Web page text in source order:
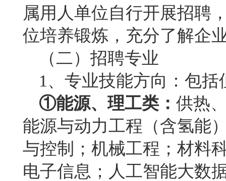
属用人单位自行开展招聘
位培养锻炼，充分了解企
（二）招聘专业
1、专业技能方向： 包括
①能源、理工类： 供热
能源与动力工程（含氢能
与控制；机械工程；材料
电子信息；人工智能大数